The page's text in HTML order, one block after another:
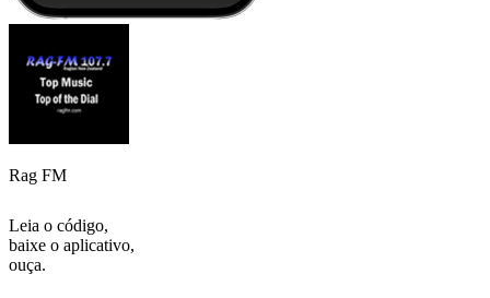
Rag FM
Leia o código,
baixe o aplicativo,
ouça.